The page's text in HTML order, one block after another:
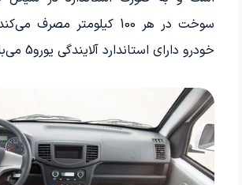
سوخت در هر 100 کیلومتر
خودرو دارای استاندارد آلایندگی یورو5 می‌باشد.